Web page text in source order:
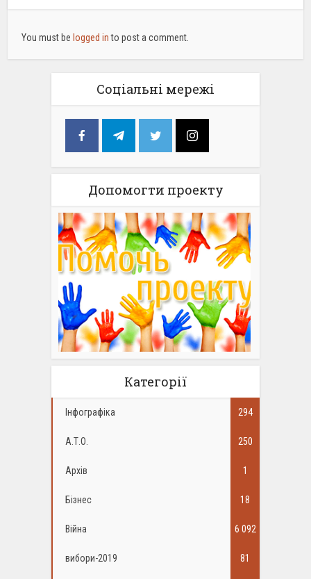
You must be logged into post a comment.
Соціальні мережі
Допомогти проекту
Категорії
Інфографіка 294
А.Т.О. 250
Архів 1
Бізнес 18
Війна 6 092
вибори-2019 81